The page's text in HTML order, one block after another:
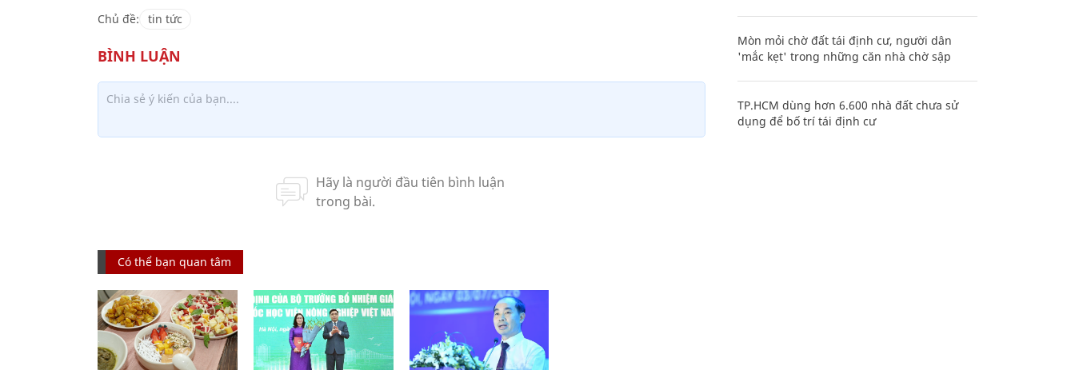
Chủ đề: tin tức
Có thể bạn quan tâm
Mòn mỏi chờ đất tái định cư, người dân
'mắc kẹt' trong những căn nhà chờ sập
TP.HCM dùng hơn 6.600 nhà đất chưa sử
dụng để bố trí tái định cư